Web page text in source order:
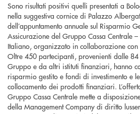
Sono risultati positivi quelli presentati a
nella suggestiva cornice di Palazzo
dell’appuntamento annuale sul Risparmio
Assicurazione del Gruppo Cassa Centrale
Italiano, organizzato in collaborazione
Oltre 450 partecipanti, provenienti dalle 84
Gruppo e da altri istituti finanziari, hanno
risparmio gestito e fondi di investimento e
collocamento dei prodotti finanziari.
Gruppo Cassa Centrale mette a
della Management Company di diritto